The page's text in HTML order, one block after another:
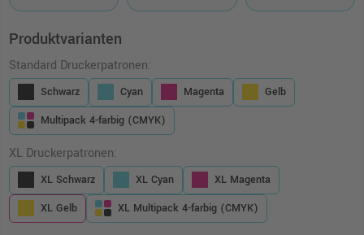
Produktvarianten
Standard Druckerpatronen:
Schwarz Cyan Magenta
Gelb
Multipack 4-farbig (CMYK)
XL Druckerpatronen:
XL Schwarz XL Cyan
XL Magenta
XL Gelb
XL Multipack 4-farbig (CMYK)